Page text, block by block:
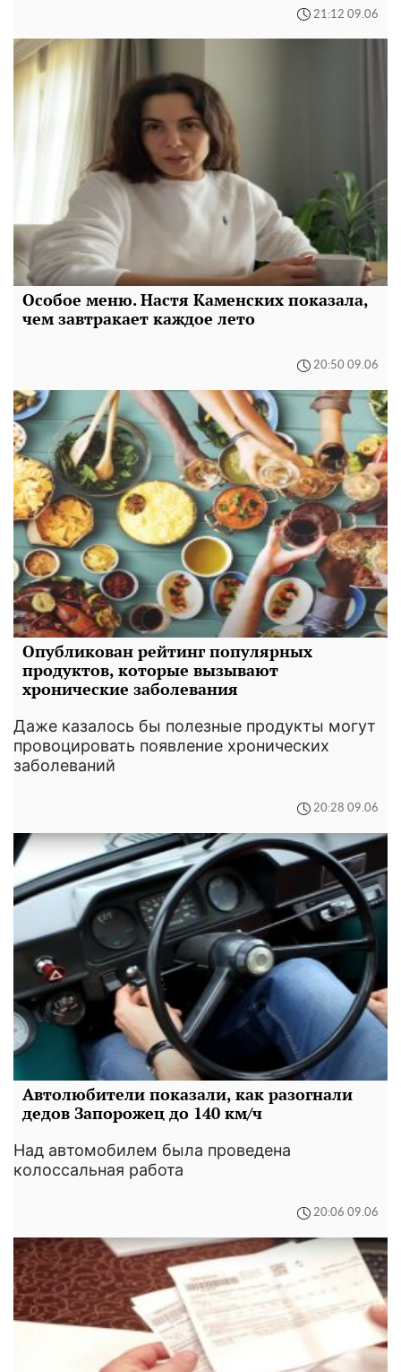
21:12 09.06
Особое меню. Настя Каменских показала,
чем завтракает каждое лето
20:50 09.06
Опубликован рейтинг популярных
продуктов, которые вызывают
хронические заболевания
Даже казалось бы полезные продукты могут
провоцировать появление хронических
заболеваний
20:28 09.06
Автолюбители показали, как разогнали
дедов Запорожец до 140 км/ч
Над автомобилем была проведена
колоссальная работа
20:06 09.06